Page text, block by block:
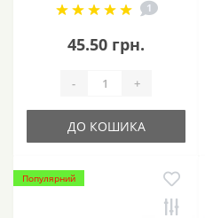
1
45.50 грн.
- +
ДО КОШИКА
Популярний